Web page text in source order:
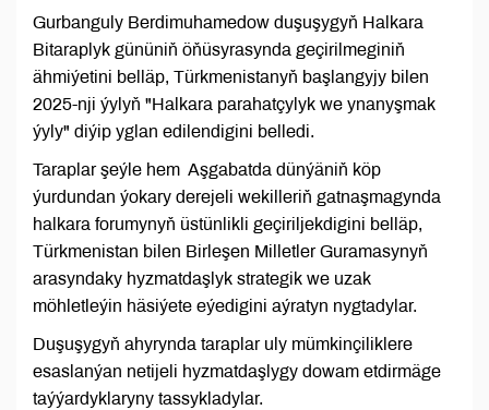
Gurbanguly Berdimuhamedow duşuşygyň Halkara
Bitaraplyk gününiň öňüsyrasynda geçirilmeginiň
ähmiýetini belläp, Türkmenistanyň başlangyjy bilen
2025-nji ýylyň "Halkara parahatçylyk we ynanyşmak
ýyly" diýip yglan edilendigini belledi.
Taraplar şeýle hem Aşgabatda dünýäniň köp
ýurdundan ýokary derejeli wekilleriň gatnaşmagynda
halkara forumynyň üstünlikli geçiriljekdigini belläp,
Türkmenistan bilen Birleşen Milletler Guramasynyň
arasyndaky hyzmatdaşlyk strategik we uzak
möhletleýin häsiýete eýedigini aýratyn nygtadylar.
Duşuşygyň ahyrynda taraplar uly mümkinçiliklere
esaslanýan netijeli hyzmatdaşlygy dowam etdirmäge
taýýardyklaryny tassykladylar.